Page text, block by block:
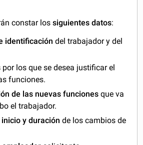
constar lossiguientes datos:
identificación del trabajador y del
por los que se desea justificar el
funciones.
de las nuevas funciones que va
el trabajador.
inicio y duraciónde los cambios de